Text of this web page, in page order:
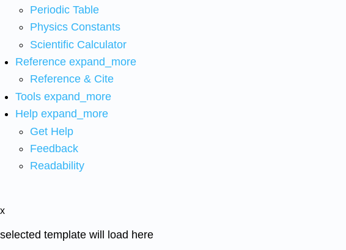
Periodic Table
Physics Constants
Scientific Calculator
Reference expand_more
Reference & Cite
Tools expand_more
Help expand_more
Get Help
Feedback
Readability
x
selected template will load here